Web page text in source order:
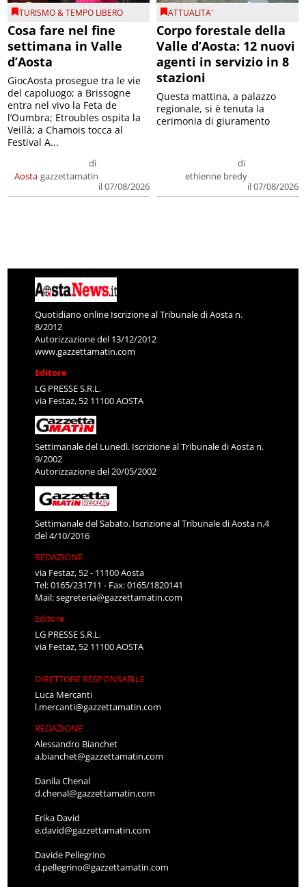
TURISMO & TEMPO LIBERO
Cosa fare nel fine
settimana in Valle
d’Aosta
Aosta
di
gazzettamatin
il 07/08/2026
GiocAosta prosegue tra le vie
del capoluogo; a Brissogne
entra nel vivo la Feta de
l’Oumbra; Etroubles ospita la
Veillà; a Chamois tocca al
Festival A...
ATTUALITA'
Corpo forestale della
Valle d’Aosta: 12 nuovi
agenti in servizio in 8
stazioni
di
ethienne bredy
il 07/08/2026
Questa mattina, a palazzo
regionale, si è tenuta la
cerimonia di giuramento
Quotidiano online Iscrizione al Tribunale di Aosta n.
8/2012
Autorizzazione del 13/12/2012
www.gazzettamatin.com
Editore
LG PRESSE S.R.L.
via Festaz, 52 11100 AOSTA
Settimanale del Lunedì. Iscrizione al Tribunale di Aosta n.
9/2002
Autorizzazione del 20/05/2002
Settimanale del Sabato. Iscrizione al Tribunale di Aosta n.4
del 4/10/2016
REDAZIONE
via Festaz, 52 - 11100 Aosta
Tel: 0165/231711 - Fax: 0165/1820141
Mail:segreteria@gazzettamatin.com
Editore
LG PRESSE S.R.L.
via Festaz, 52 11100 AOSTA
DIRETTORE RESPONSABILE
Luca Mercanti
l.mercanti@gazzettamatin.com
REDAZIONE
Alessandro Bianchet
a.bianchet@gazzettamatin.com
Danila Chenal
d.chenal@gazzettamatin.com
Erika David
e.david@gazzettamatin.com
Davide Pellegrino
d.pellegrino@gazzettamatin.com